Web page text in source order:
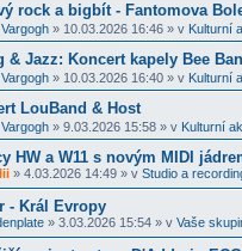
rock a bigbít - Fantomova
Vargogh » 10.03.2026 16:46 » v Kulturní
& Jazz: Koncert kapely Bee
Vargogh » 10.03.2026 16:40 » v Kulturní
LouBand & Host
Vargogh » 9.03.2026 15:58 » v Kulturní
HW a W11 s novým MIDI
» 4.03.2026 14:49 » v Studio a
- Král Evropy
» 3.03.2026 15:54 » v Vaše